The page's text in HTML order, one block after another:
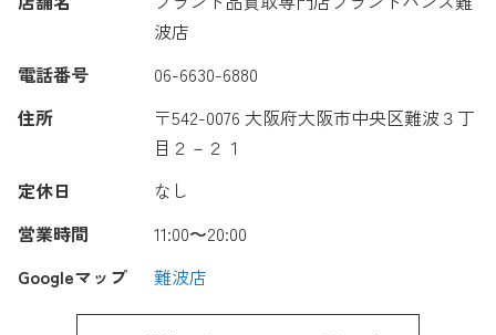
波店
電話番号
06-6630-6880
住所
〒542-0076 大阪府大阪市中央区難波３丁
目２－２１
定休日
なし
営業時間
11:00〜20:00
Googleマップ
難波店